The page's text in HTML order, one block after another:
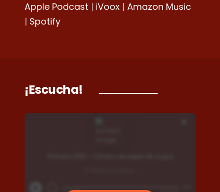
Apple Podcast | iVoox | Amazon Music
| Spotify
¡Escucha!